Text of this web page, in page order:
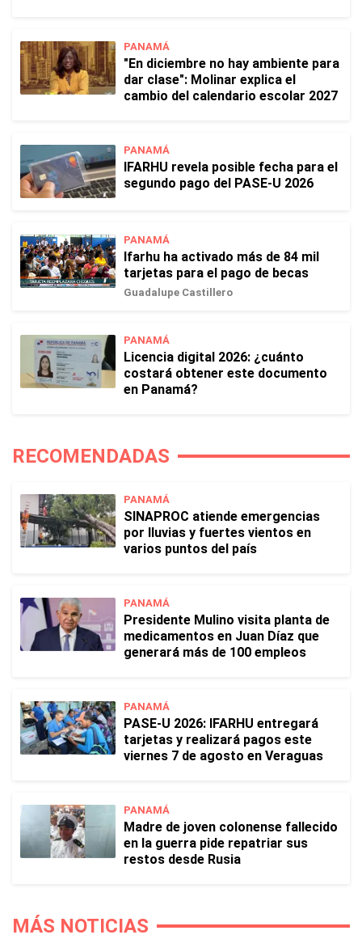
PANAMÁ
"En diciembre no hay ambiente para
dar clase": Molinar explica el
cambio del calendario escolar 2027
PANAMÁ
IFARHU revela posible fecha para el
segundo pago del PASE-U 2026
PANAMÁ
Ifarhu ha activado más de 84 mil
tarjetas para el pago de becas
Guadalupe Castillero
PANAMÁ
Licencia digital 2026: ¿cuánto
costará obtener este documento
en Panamá?
RECOMENDADAS
PANAMÁ
SINAPROC atiende emergencias
por lluvias y fuertes vientos en
varios puntos del país
PANAMÁ
Presidente Mulino visita planta de
medicamentos en Juan Díaz que
generará más de 100 empleos
PANAMÁ
PASE-U 2026: IFARHU entregará
tarjetas y realizará pagos este
viernes 7 de agosto en Veraguas
PANAMÁ
Madre de joven colonense fallecido
en la guerra pide repatriar sus
restos desde Rusia
MÁS NOTICIAS